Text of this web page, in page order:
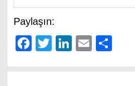
Paylaşın:
Facebook
TwitterLinkedIn
Email